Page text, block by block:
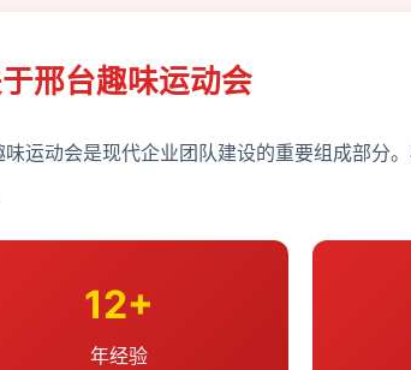
邢台趣味运动会
味运动会是现代企业团队建设的重要组成部分
12+
年经验